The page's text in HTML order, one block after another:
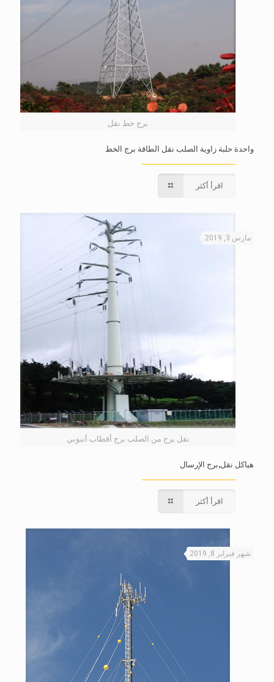
برج خط نقل
واحدة حلبة زاوية الصلب نقل الطاقة برج الخط
اقرأ أكثر
نقل برج من الصلب برج أقطاب أنبوبي
مارس 3, 2019
هياكل نقل,برج الإرسال
اقرأ أكثر
شهر فبراير 8, 2019